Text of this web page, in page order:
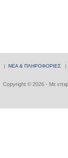
| ΝΕΑ & ΠΛΗΡΟΦΟΡΙΕΣ |
Copyright © 2026 - Με